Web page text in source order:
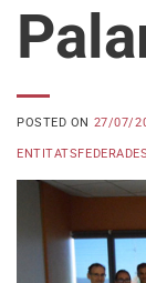
POSTED ON 27/07/
ENTITATSFEDERADES